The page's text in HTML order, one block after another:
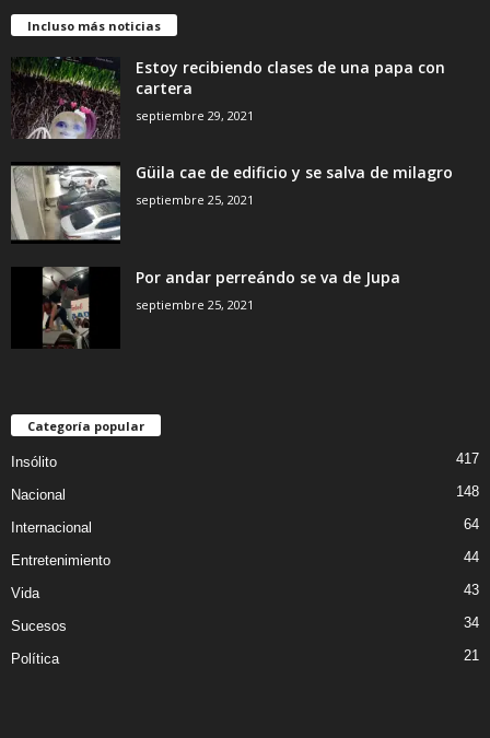
Incluso más noticias
Estoy recibiendo clases de una papa con
cartera
septiembre 29, 2021
Güila cae de edificio y se salva de milagro
septiembre 25, 2021
Por andar perreándo se va de Jupa
septiembre 25, 2021
Categoría popular
Insólito 417
Nacional 148
Internacional 64
Entretenimiento 44
Vida 43
Sucesos 34
Política 21